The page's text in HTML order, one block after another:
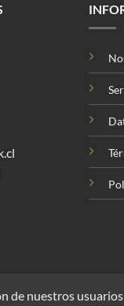
nuestros